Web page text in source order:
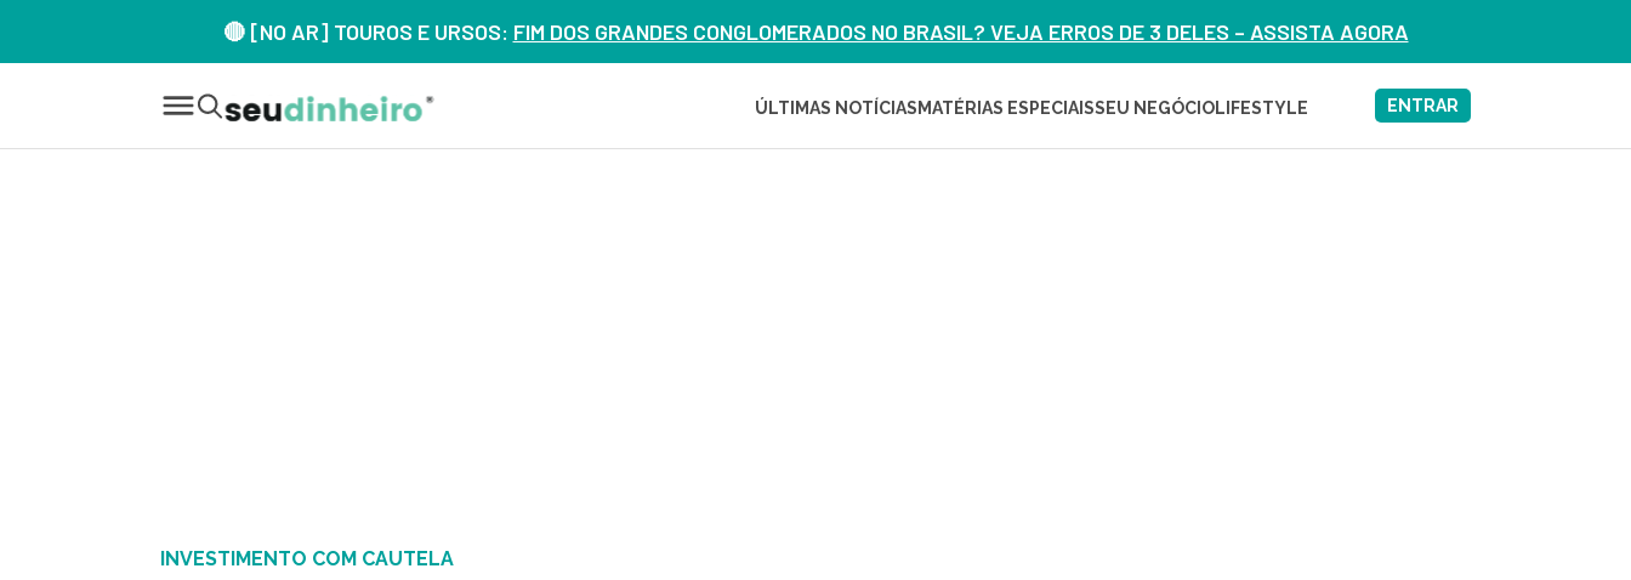
🔴 [NO AR] TOUROS E URSOS: FIM DOS GRANDES CONGLOMERADOS NO BRASIL? VEJA ERROS DE 3 DELES – ASSISTA AGORA
ÚLTIMAS NOTÍCIAS MATÉRIAS ESPECIAISSEU NEGÓCIOLIFESTYLE ENTRAR
INVESTIMENTO COM CAUTELA